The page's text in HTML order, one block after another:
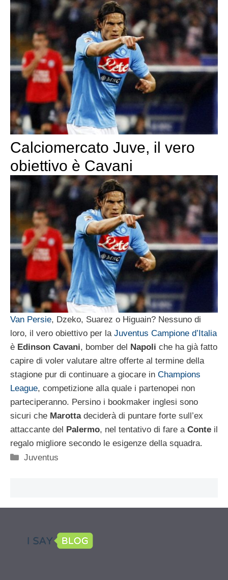
Calciomercato Juve, il vero
obiettivo è Cavani
Van Persie, Dzeko, Suarez o Higuain? Nessuno di
loro, il vero obiettivo per la Juventus Campione d’Italia
è Edinson Cavani, bomber del Napoli che ha già fatto
capire di voler valutare altre offerte al termine della
stagione pur di continuare a giocare in Champions
League, competizione alla quale i partenopei non
parteciperanno. Persino i bookmaker inglesi sono
sicuri che Marottadeciderà di puntare forte sull’ex
attaccante del Palermo, nel tentativo di fare a Conte il
regalo migliore secondo le esigenze della squadra.
Categorie
Juventus